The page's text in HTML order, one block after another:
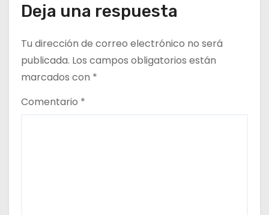
Deja una respuesta
Tu dirección de correo electrónico no será
publicada. Los campos obligatorios están
marcados con *
Comentario *